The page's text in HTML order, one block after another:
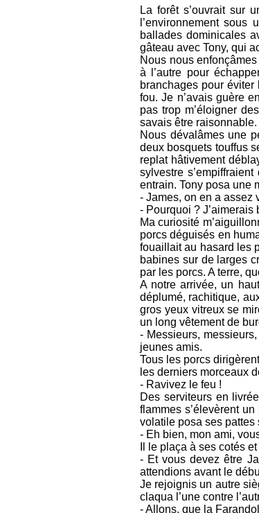
La forêt s’ouvrait sur
l’environnement
ballades dominicales
gâteau avec Tony, qui
Nous nous
à l’autre pour
branchages pour
fou. Je n’avais guère
pas trop m’éloigner
savais être
Nous dévalâmes une
deux bosquets touffus
replat hâtivement
sylvestre
entrain. Tony posa une
- James, on en a assez
- Pourquoi ? J’aimerais
Ma curiosité
porcs déguisés en
fouaillait au hasard les
babines sur de larges
par les porcs. A terre,
A notre arrivée, un
déplumé, rachitique,
gros yeux vitreux se
un long vêtement de
- Messieurs,
jeunes amis.
Tous les porcs
les derniers morceaux
- Ravivez le feu !
Des serviteurs en
flammes s’élevèrent
volatile posa ses pattes
- Eh bien, mon ami,
Il le plaça à ses cotés
- Et vous devez être
attendions avant le
Je rejoignis un autre
claqua l’une contre
- Allons, que la